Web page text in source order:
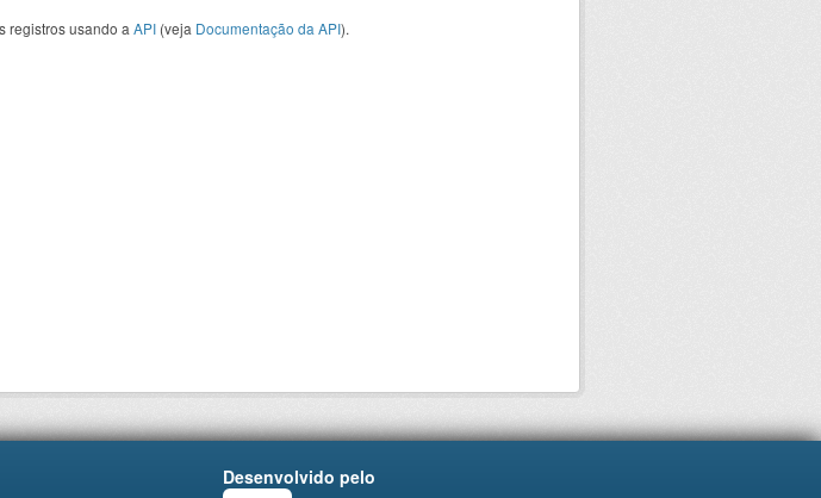
registros usando a API (veja Documentação da API).
Desenvolvido pelo